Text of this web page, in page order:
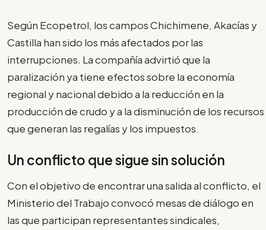
Según Ecopetrol, los campos Chichimene, Akacías y
Castilla han sido los más afectados por las
interrupciones. La compañía advirtió que la
paralización ya tiene efectos sobre la economía
regional y nacional debido a la reducción en la
producción de crudo y a la disminución de los recursos
que generan las regalías y los impuestos.
Un conflicto que sigue sin solución
Con el objetivo de encontrar una salida al conflicto, el
Ministerio del Trabajo convocó mesas de diálogo en
las que participan representantes sindicales,